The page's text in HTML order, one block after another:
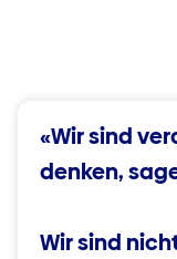
«Wir sind
denken,
Wir sind